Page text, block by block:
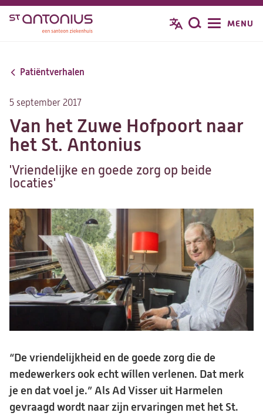
Overslaan
inhoud
Zoeken
MENU
Patiëntverhalen
5 september 2017
Van het Zuwe Hofpoort naar
het St. Antonius
'Vriendelijke en goede zorg op beide
locaties'
“De vriendelijkheid en de goede zorg die de
medewerkers ook echt wíllen verlenen. Dat merk
je en dat voel je.” Als Ad Visser uit Harmelen
gevraagd wordt naar zijn ervaringen met het St.